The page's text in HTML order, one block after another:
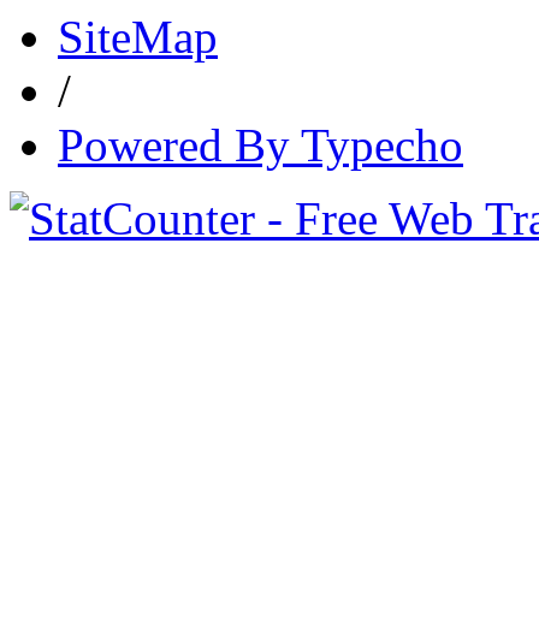
SiteMap
/
Powered By Typecho